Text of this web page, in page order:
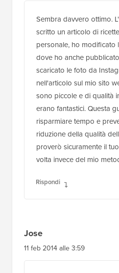
Sembra davvero ottimo.
scritto un articolo di
personale, ho modificato
dove ho anche
scaricato le foto da
nell'articolo sul mio sito
sono piccole e di qualità
erano fantastici. Questa
risparmiare tempo e
riduzione della qualità
proverò sicuramente il
volta invece del mio
Rispondi
Jose
11 feb 2014 alle 3:59